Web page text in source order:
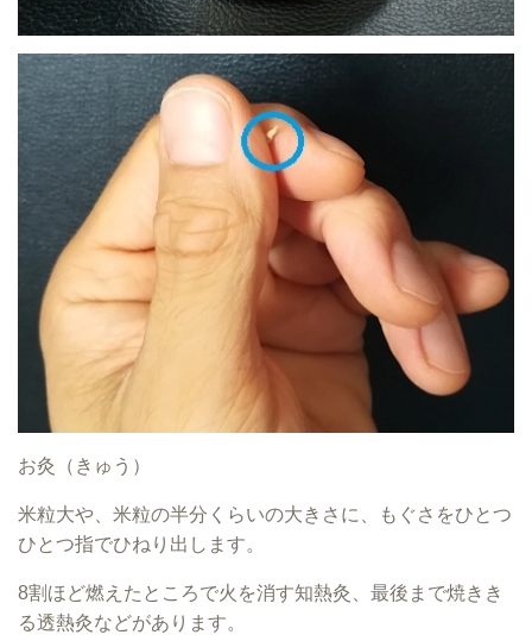
お灸（きゅう）
米粒大や、米粒の半分くらいの大きさに、もぐさをひとつ
ひとつ指でひねり出します。
8割ほど燃えたところで火を消す知熱灸、最後まで焼きき
る透熱灸などがあります。